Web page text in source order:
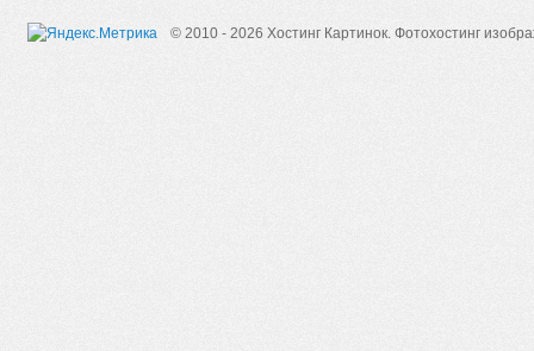
© 2010 - 2026 Хостинг Картинок. Фотохостинг